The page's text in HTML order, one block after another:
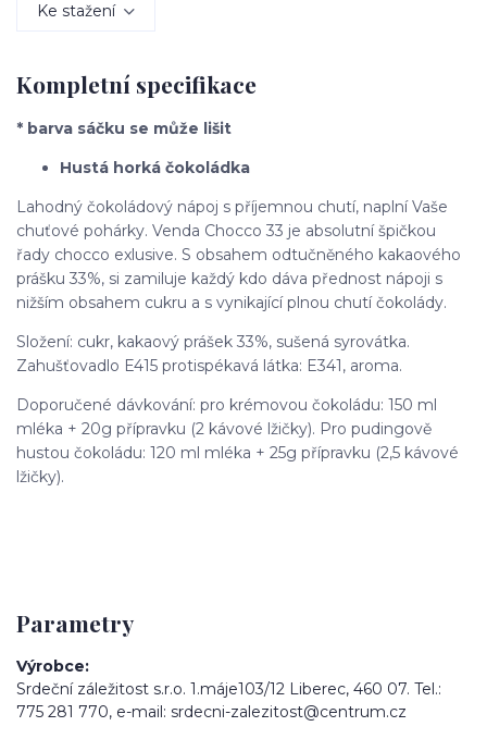
Ke stažení
Kompletní specifikace
* barva sáčku se může lišit
Hustá horká čokoládka
Lahodný čokoládový nápoj s příjemnou chutí, naplní Vaše
chuťové pohárky. Venda Chocco 33 je absolutní špičkou
řady chocco exlusive. S obsahem odtučněného kakaového
prášku 33%, si zamiluje každý kdo dáva přednost nápoji s
nižším obsahem cukru a s vynikající plnou chutí čokolády.
Složení: cukr, kakaový prášek 33%, sušená syrovátka.
Zahušťovadlo E415 protispékavá látka: E341, aroma.
Doporučené dávkování: pro krémovou čokoládu: 150 ml
mléka + 20g přípravku (2 kávové lžičky). Pro pudingově
hustou čokoládu: 120 ml mléka + 25g přípravku (2,5 kávové
lžičky).
Parametry
Výrobce
Srdeční záležitost s.r.o. 1.máje103/12 Liberec, 460 07. Tel.:
775 281 770, e-mail: srdecni-zalezitost@centrum.cz